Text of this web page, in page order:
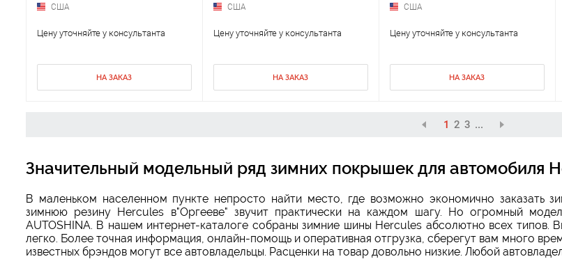
США
Цену уточняйте у консультанта
НА ЗАКАЗ
США
Цену уточняйте у консультанта
НА ЗАКАЗ
США
Цену уточняйте у консультанта
НА ЗАКАЗ
1 2 3 ...
Значительный модельный ряд зимних покрышек для автомобиля
В маленьком населенном пункте непросто найти место, где возможно экономично заказать
зимнюю резину Hercules в"Оргееве" звучит практически на каждом шагу. Но огромный
AUTOSHINA. В нашем интернет-каталоге собраны зимние шины Hercules абсолютно всех типов.
легко. Более точная информация, онлайн-помощь и оперативная отгрузка, сберегут вам много
известных брэндов могут все автовладельцы. Расценки на товар довольно низкие. Любой